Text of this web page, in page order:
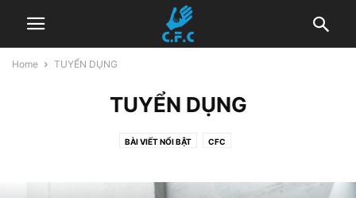
Home TUYỂN DỤNG
TUYỂN DỤNG
BÀI VIẾT NỔI BẬT CFC
ĐỘI NGŨ CFC HOẠT ĐỘNG QUY TẮC ỨNG XỬ TÀI NGUYÊN